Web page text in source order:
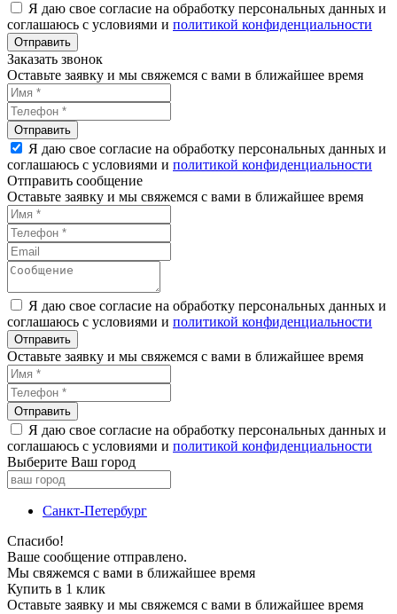
Я даю свое согласие на обработку персональных данных и
соглашаюсь с условиями и политикой конфиденциальности
Заказать звонок
Оставьте заявку и мы свяжемся с вами в ближайшее время
Я даю свое согласие на обработку персональных данных и
соглашаюсь с условиями и политикой конфиденциальности
Отправить сообщение
Оставьте заявку и мы свяжемся с вами в ближайшее время
Я даю свое согласие на обработку персональных данных и
соглашаюсь с условиями и политикой конфиденциальности
Оставьте заявку и мы свяжемся с вами в ближайшее время
Я даю свое согласие на обработку персональных данных и
соглашаюсь с условиями и политикой конфиденциальности
Выберите Ваш город
Санкт-Петербург
Спасибо!
Ваше сообщение отправлено.
Мы свяжемся с вами в ближайшее время
Купить в 1 клик
Оставьте заявку и мы свяжемся с вами в ближайшее время